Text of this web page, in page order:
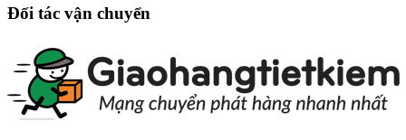
Đối tác vận chuyển